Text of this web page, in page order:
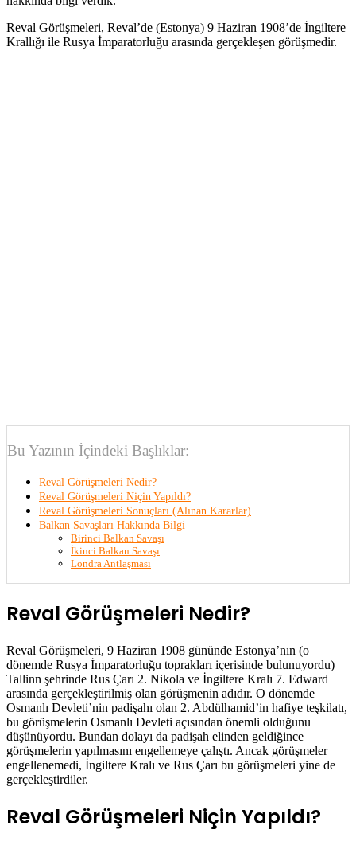
Reval Görüşmeleri, Reval’de (Estonya) 9 Haziran 1908’de İngiltere
Krallığı ile Rusya İmparatorluğu arasında gerçekleşen görüşmedir.
Bu Yazının İçindeki Başlıklar:
Reval Görüşmeleri Nedir?
Reval Görüşmeleri Niçin Yapıldı?
Reval Görüşmeleri Sonuçları (Alınan Kararlar)
Balkan Savaşları Hakkında Bilgi
Birinci Balkan Savaşı
İkinci Balkan Savaşı
Londra Antlaşması
Reval Görüşmeleri Nedir?
Reval Görüşmeleri, 9 Haziran 1908 gününde Estonya’nın (o
dönemde Rusya İmparatorluğu toprakları içerisinde bulunuyordu)
Tallinn şehrinde Rus Çarı 2. Nikola ve İngiltere Kralı 7. Edward
arasında gerçekleştirilmiş olan görüşmenin adıdır. O dönemde
Osmanlı Devleti’nin padişahı olan 2. Abdülhamid’in hafiye teşkilatı,
bu görüşmelerin Osmanlı Devleti açısından önemli olduğunu
düşünüyordu. Bundan dolayı da padişah elinden geldiğince
görüşmelerin yapılmasını engellemeye çalıştı. Ancak görüşmeler
engellenemedi, İngiltere Kralı ve Rus Çarı bu görüşmeleri yine de
gerçekleştirdiler.
Reval Görüşmeleri Niçin Yapıldı?